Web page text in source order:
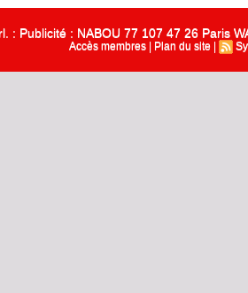
: Publicité : NABOU 77 107 47 26 Paris
Accès membres Plan du site